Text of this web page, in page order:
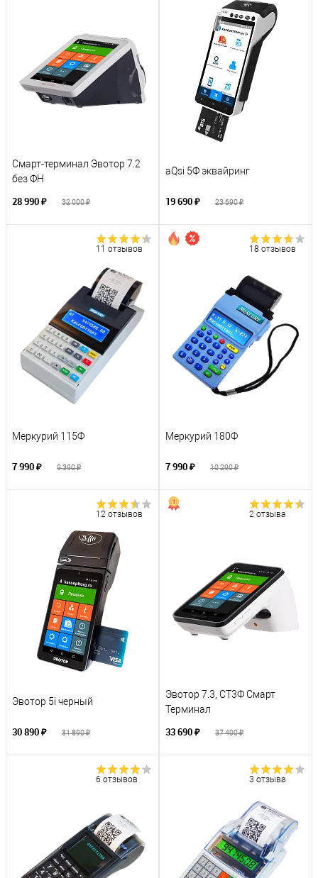
Смарт-терминал Эвотор 7.2
без ФН
28 990 ₽ 32 000 ₽
aQsi 5Ф эквайринг
19 690 ₽ 23 690 ₽
11 отзывов
Меркурий 115Ф
7 990 ₽ 9 390 ₽
18 отзывов
Меркурий 180Ф
7 990 ₽ 10 290 ₽
12 отзывов
Эвотор 5i черный
30 890 ₽ 31 890 ₽
2 отзыва
Эвотор 7.3, СТ3Ф Смарт
Терминал
33 690 ₽ 37 400 ₽
6 отзывов 3 отзыва